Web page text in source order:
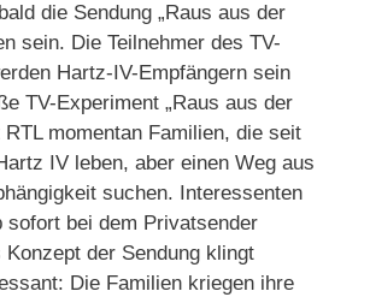
die Sendung „Raus aus der
sein. Die Teilnehmer des TV-
Hartz-IV-Empfängern sein
TV-Experiment „Raus aus der
momentan Familien, die seit
IV leben, aber einen Weg aus
suchen. Interessenten
sofort bei dem Privatsender
Konzept der Sendung klingt
Die Familien kriegen ihre